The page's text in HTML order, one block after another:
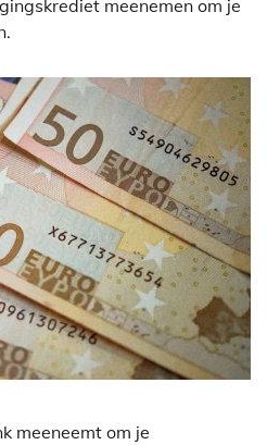
meenemen om je
meeneemt om je